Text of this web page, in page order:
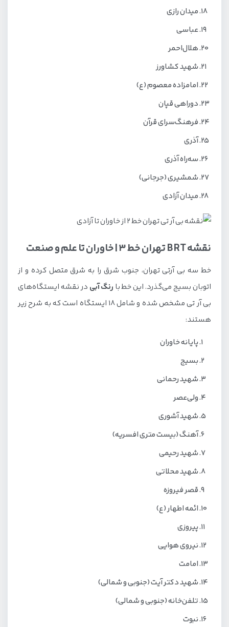
میدان رازی
عباسی
هلال‌احمر
شهید کشاورز
امامزاده معصوم (ع)
دوراهی قپان
فرهنگ‌سرای قرآن
آذری
سه‌راه آذری
شمشیری (جرجانی)
میدان آزادی
نقشه BRT تهران خط 3 | خاوران تا علم و صنعت
خط سه بی آرتی تهران، جنوب شرق را به شرق متصل کرده و از
اتوبان بسیج می‌گذرد. این خط با رنگ آبی در نقشه ایستگاه‌های
بی آر تی مشخص شده و شامل 18 ایستگاه است که به شرح زیر
هستند:
پایانه خاوران
بسیج
شهید رحمانی
ولی‌عصر
شهید آشوری
آهنگ (بیست متری افسریه)
شهید رحیمی
شهید محلاتی
قصر فیروزه
ائمه اطهار (ع)
پیروزی
نیروی هوایی
امامت
شهید دکتر آیت (جنوبی و شمالی)
تلفن‌خانه (جنوبی و شمالی)
نبوت